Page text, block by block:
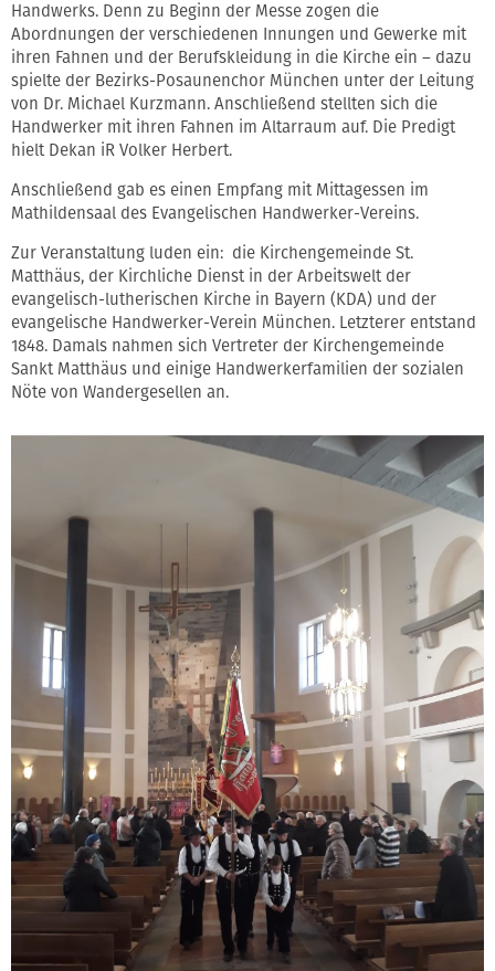
Handwerks. Denn zu Beginn der Messe zogen die
Abordnungen der verschiedenen Innungen und Gewerke mit
ihren Fahnen und der Berufskleidung in die Kirche ein – dazu
spielte der Bezirks-Posaunenchor München unter der Leitung
von Dr. Michael Kurzmann. Anschließend stellten sich die
Handwerker mit ihren Fahnen im Altarraum auf. Die Predigt
hielt Dekan iR Volker Herbert.
Anschließend gab es einen Empfang mit Mittagessen im
Mathildensaal des Evangelischen Handwerker-Vereins.
Zur Veranstaltung luden ein: die Kirchengemeinde St.
Matthäus, der Kirchliche Dienst in der Arbeitswelt der
evangelisch-lutherischen Kirche in Bayern (KDA) und der
evangelische Handwerker-Verein München. Letzterer entstand
1848. Damals nahmen sich Vertreter der Kirchengemeinde
Sankt Matthäus und einige Handwerkerfamilien der sozialen
Nöte von Wandergesellen an.